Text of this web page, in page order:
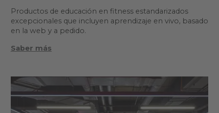
Productos de educación en fitness estandarizados
excepcionales que incluyen aprendizaje en vivo, basado
en la web y a pedido.
Saber más